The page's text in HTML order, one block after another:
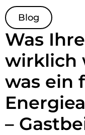
Blog
Was
wirklich
was ein
–